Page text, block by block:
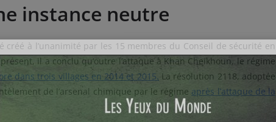
instance neutre
créé à l’unanimité par les 15 membres du Conseil de sécurité en
il a conclu qu’outre l’attaque à Khan Cheikhoun, le régime
dans trois villages en 2014 et 2015. La résolution 2118, adoptée
de l’arsenal chimique par le régime après l’attaque de la